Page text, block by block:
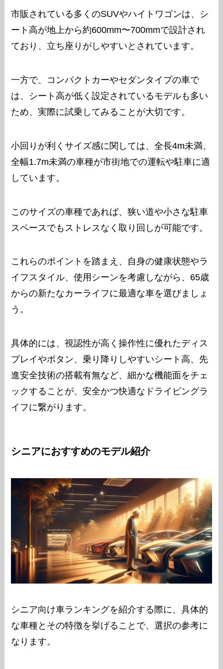
市販されている多くのSUVやハイトワゴンは、シ
ート高が地上から約600mm〜700mmで設計され
ており、立ち座りがしやすいとされています。
一方で、コンパクトカーやセダンタイプの車で
は、シート高が低く設定されているモデルも多い
ため、実際に試乗してみることが大切です。
小回りが利くサイズ感に関しては、全長4m未満、
全幅1.7m未満の車種が市街地での運転や駐車に適
しています。
このサイズの車種であれば、狭い道や小さな駐車
スペースでもストレスなく取り回しが可能です。
これらのポイントを踏まえ、自身の健康状態やラ
イフスタイル、使用シーンを考慮しながら、65歳
からの新たなカーライフに最適な車を選びましょ
う。
具体的には、視認性が高く操作性に優れたディス
プレイやボタン、乗り降りしやすいシート高、先
進安全技術の搭載有無など、細かな機能面をチェ
ックすることが、安全かつ快適なドライビングラ
イフに繋がります。
シニアにおすすめのモデル紹介
シニア向け車ランキングを紹介する際に、具体的
な車種とその特徴を挙げることで、選択の参考に
なります。